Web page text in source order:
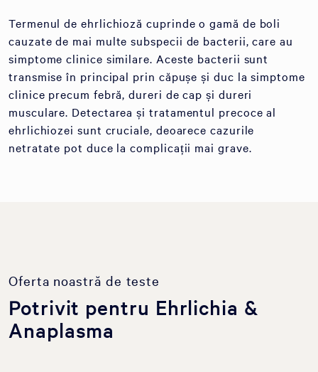
Termenul de ehrlichioză cuprinde o gamă de boli
cauzate de mai multe subspecii de bacterii, care au
simptome clinice similare. Aceste bacterii sunt
transmise în principal prin căpușe și duc la simptome
clinice precum febră, dureri de cap și dureri
musculare. Detectarea și tratamentul precoce al
ehrlichiozei sunt cruciale, deoarece cazurile
netratate pot duce la complicații mai grave.
Oferta noastră de teste
Potrivit pentru Ehrlichia &
Anaplasma